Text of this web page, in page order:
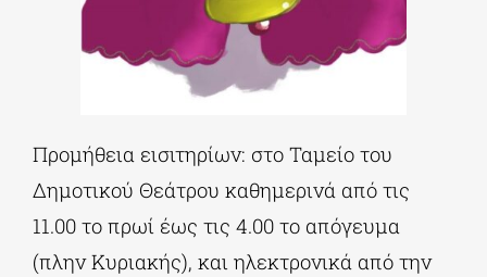
Προμήθεια εισιτηρίων: στο Ταμείο του
Δημοτικού Θεάτρου καθημερινά από τις
11.00 το πρωί έως τις 4.00 το απόγευμα
(πλην Κυριακής), και ηλεκτρονικά από την